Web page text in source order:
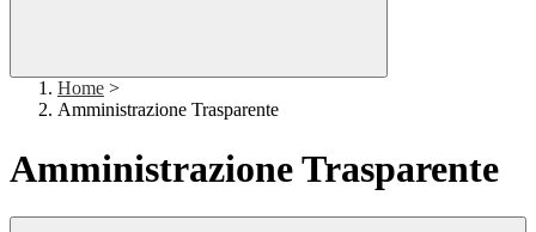
Home >
Amministrazione Trasparente
Amministrazione Trasparente